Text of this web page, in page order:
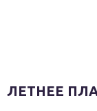
ЛЕТНЕЕ